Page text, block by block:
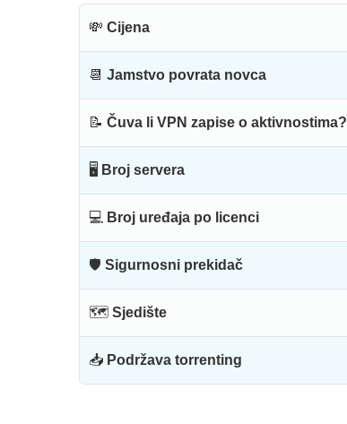
💸 Cijena
📆 Jamstvo povrata novca
📝 Čuva li VPN zapise o aktivnostima?
🖥 Broj servera
💻 Broj uređaja po licenci
🛡 Sigurnosni prekidač
🗺 Sjedište
📥 Podržava torrenting